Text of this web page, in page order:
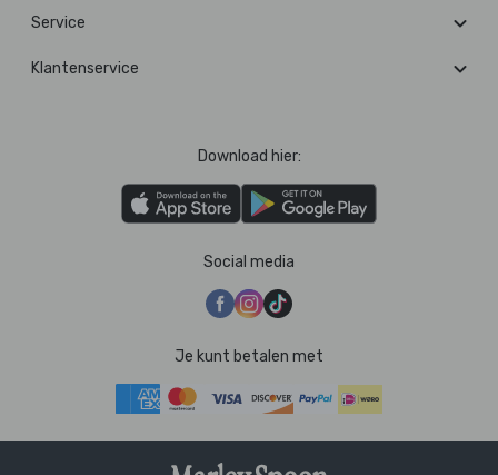
Service
Klantenservice
Download hier:
Social media
Je kunt betalen met